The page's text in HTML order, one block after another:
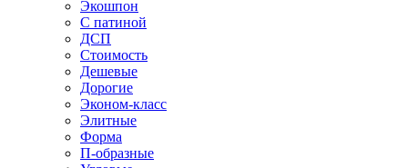
Экошпон
С патиной
ДСП
Стоимость
Дешевые
Дорогие
Эконом-класс
Элитные
Форма
П-образные